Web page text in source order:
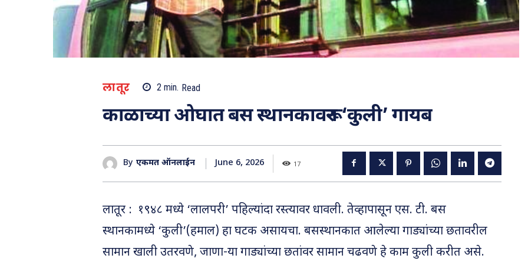
लातूर 2 min. Read
काळाच्या ओघात बस स्थानकावरून ‘कुली’ गायब
By एकमत ऑनलाईन June 6, 2026 17
लातूर : १९४८ मध्ये ‘लालपरी’ पहिल्यांदा रस्त्यावर धावली. तेव्हापासून एस. टी. बस
स्थानकामध्ये ‘कुली’(हमाल) हा घटक असायचा. बसस्थानकात आलेल्या गाड्यांच्या छतावरील
सामान खाली उतरवणे, जाणा-या गाड्यांच्या छतांवर सामान चढवणे हे काम कुली करीत असे.